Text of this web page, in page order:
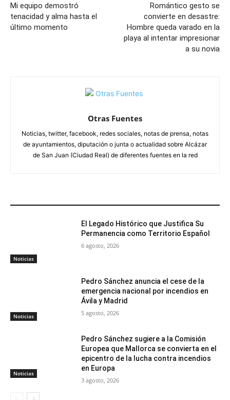
Mi equipo demostró
tenacidad y alma hasta el
último momento
Romántico gesto se
convierte en desastre:
Hombre queda varado en la
playa al intentar impresionar
a su novia
Otras Fuentes
Noticias, twitter, facebook, redes sociales, notas de prensa, notas
de ayuntamientos, diputación o junta o actualidad sobre Alcázar
de San Juan (Ciudad Real) de diferentes fuentes en la red
Noticias
El Legado Histórico que Justifica Su
Permanencia como Territorio Español
6 agosto, 2026
Noticias
Pedro Sánchez anuncia el cese de la
emergencia nacional por incendios en
Ávila y Madrid
5 agosto, 2026
Noticias
Pedro Sánchez sugiere a la Comisión
Europea que Mallorca se convierta en el
epicentro de la lucha contra incendios
en Europa
3 agosto, 2026